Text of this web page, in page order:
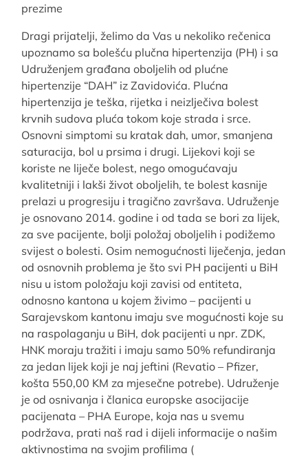
prezime
Dragi prijatelji, želimo da Vas u nekoliko rečenica
upoznamo sa bolešću plučna hipertenzija (PH) i sa
Udruženjem građana oboljelih od plućne
hipertenzije “DAH” iz Zavidovića. Plućna
hipertenzija je teška, rijetka i neizlječiva bolest
krvnih sudova pluća tokom koje strada i srce.
Osnovni simptomi su kratak dah, umor, smanjena
saturacija, bol u prsima i drugi. Lijekovi koji se
koriste ne liječe bolest, nego omogućavaju
kvalitetniji i lakši život oboljelih, te bolest kasnije
prelazi u progresiju i tragično završava. Udruženje
je osnovano 2014. godine i od tada se bori za lijek,
za sve pacijente, bolji položaj oboljelih i podižemo
svijest o bolesti. Osim nemogućnosti liječenja, jedan
od osnovnih problema je što svi PH pacijenti u BiH
nisu u istom položaju koji zavisi od entiteta,
odnosno kantona u kojem živimo – pacijenti u
Sarajevskom kantonu imaju sve mogućnosti koje su
na raspolaganju u BiH, dok pacijenti u npr. ZDK,
HNK moraju tražiti i imaju samo 50% refundiranja
za jedan lijek koji je naj jeftini (Revatio – Pfizer,
košta 550,00 KM za mjesečne potrebe). Udruženje
je od osnivanja i članica europske asocijacije
pacijenata – PHA Europe, koja nas u svemu
podržava, prati naš rad i dijeli informacije o našim
aktivnostima na svojim profilima (